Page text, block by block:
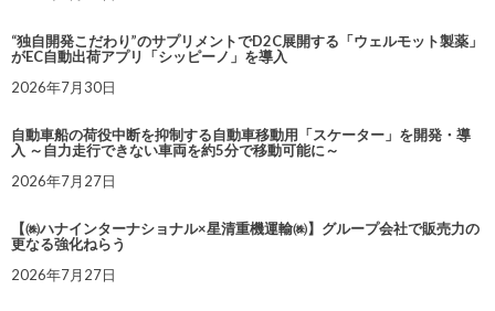
“独自開発こだわり”のサプリメントでD2C展開する「ウェルモット製薬」
がEC自動出荷アプリ「シッピーノ」を導入
2026年7月30日
自動車船の荷役中断を抑制する自動車移動用「スケーター」を開発・導
入 ～自力走行できない車両を約5分で移動可能に～
2026年7月27日
【㈱ハナインターナショナル×星清重機運輸㈱】グループ会社で販売力の
更なる強化ねらう
2026年7月27日